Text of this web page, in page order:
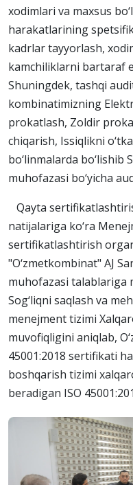
xodimlari va maxsus
harakatlarining
kadrlar tayyorlash,
kamchiliklarni bartaraf
Shuningdek, tashqi
kombinatimizning
prokatlash, Zoldir
chiqarish, Issiqlikni
bo‘linmalarda bo‘lishib
muhofazasi bo‘yicha
Qayta
natijalariga ko‘ra
sertifikatlashtirish
"O‘zmetkombinat" AJ
muhofazasi talablariga
Sog‘liqni saqlash va
menejment tizimi
muvofiqligini aniqlab,
45001:2018 sertifikati
boshqarish tizimi
beradigan ISO